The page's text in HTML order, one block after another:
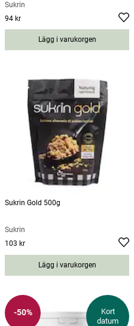
Sukrin
Pris
94 kr
Lägg i varukorgen
Sukrin Gold 500g
Sukrin
Pris:
103 kr
Lägg i varukorgen
-50%
Kort
datum